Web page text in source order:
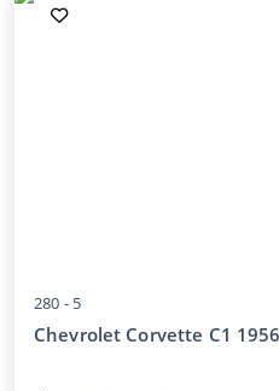
280 - 5
Chevrolet Corvette C1 1956